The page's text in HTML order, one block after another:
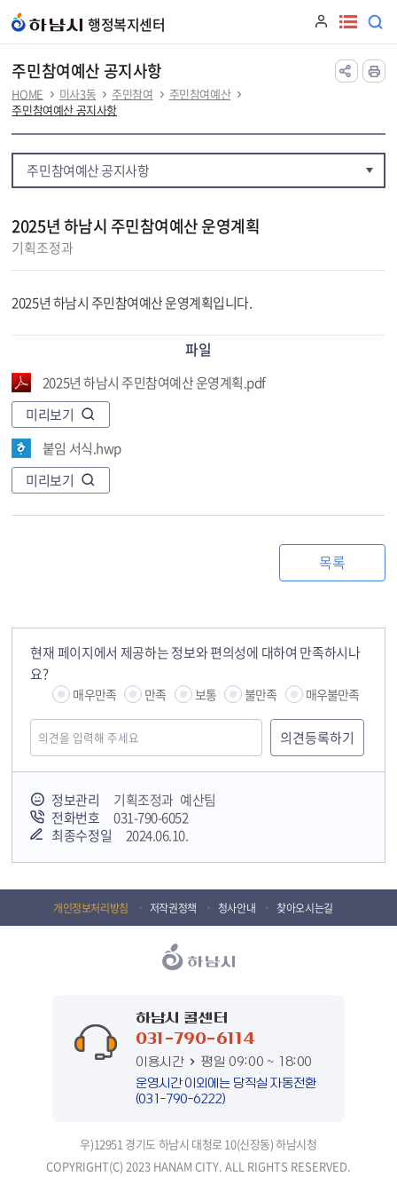
행정복지센터
주민참여예산 공지사항
HOME 미사3동 주민참여
주민참여예산
주민참여예산 공지사항
주민참여예산 공지사항
2025년 하남시 주민참여예산 운영계획
기획조정과
2025년 하남시 주민참여예산 운영계획입니다.
파일
2025년 하남시 주민참여예산 운영계획.pdf
미리보기
붙임 서식.hwp
미리보기
목록
현재 페이지에서 제공하는 정보와 편의성에 대하여 만족하시나
요?
매우만족 만족 보통 불만족 매우불만족
정보관리
기획조정과 예산팀
전화번호
031-790-6052
최종수정일
2024.06.10.
개인정보처리방침 저작권정책 청사안내 찾아오시는길
우)12951 경기도 하남시 대청로 10(신장동) 하남시청
COPYRIGHT(C) 2023 HANAM CITY. ALL RIGHTS RESERVED.
하남시 콜센터
031-790-6114
이용시간
평일 09:00 ~ 18:00
운영시간 이외에는 당직실 자동전환
(031-790-6222)